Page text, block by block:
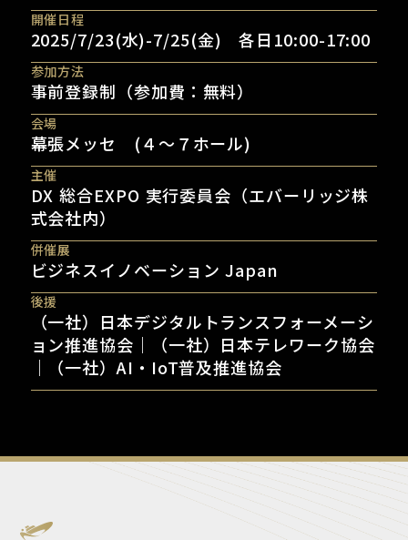
開催日程
2025/7/23(水)-7/25(金) 各日10:00-17:00
参加方法
事前登録制（参加費：無料）
会場
幕張メッセ (４〜７ホール)
主催
DX 総合EXPO 実行委員会（エバーリッジ株
式会社内）
併催展
ビジネスイノベーション Japan
後援
（一社）日本デジタルトランスフォーメーシ
ョン推進協会｜（一社）日本テレワーク協会
｜（一社）AI・IoT普及推進協会